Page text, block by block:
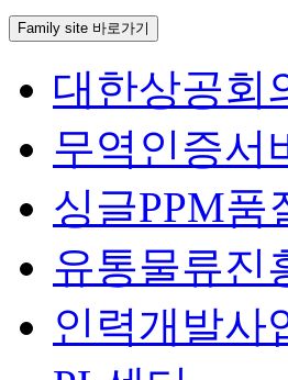
Family site 바로가기
대한상공회
무역인증서
싱글PPM품
유통물류진
인력개발사